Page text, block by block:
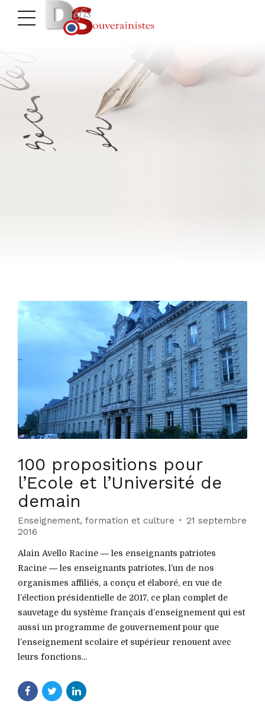
100 propositions pour
l’Ecole et l’Université de
demain
Enseignement, formation et culture
21 septembre
2016
Alain Avello Racine ― les enseignants patriotes
Racine ― les enseignants patriotes, l’un de nos
organismes affiliés, a conçu et élaboré, en vue de
l’élection présidentielle de 2017, ce plan complet de
sauvetage du système français d’enseignement qui est
aussi un programme de gouvernement pour que
l’enseignement scolaire et supérieur renouent avec
leurs fonctions...